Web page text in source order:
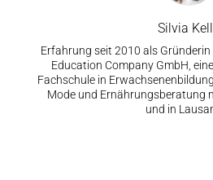
Silvia
Erfahrung seit 2010 als
Education Company GmbH,
Fachschule in
Mode und Ernährungsberatung
und in